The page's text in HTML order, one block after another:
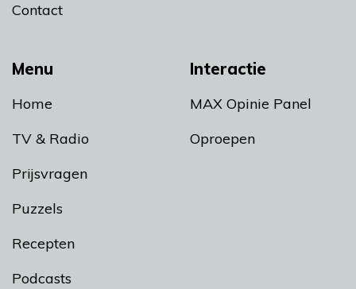
Menu
Home
TV & Radio
Prijsvragen
Puzzels
Recepten
Podcasts
Interactie
MAX Opinie Panel
Oproepen
Contact